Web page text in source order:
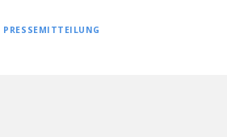
PRESSEMITTEILUNG